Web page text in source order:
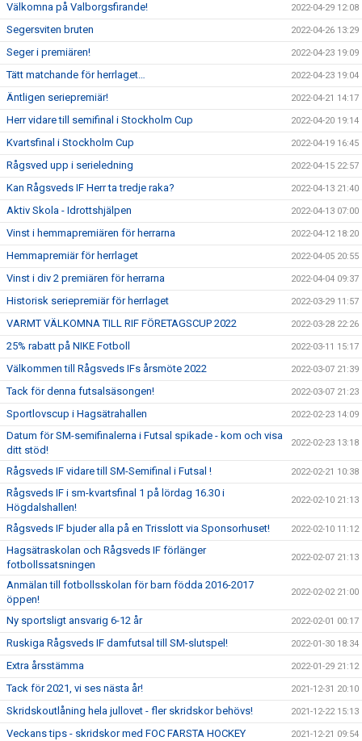
Välkomna på Valborgsfirande! 2022-04-29 12:08
Segersviten bruten 2022-04-26 13:29
Seger i premiären! 2022-04-23 19:09
Tätt matchande för herrlaget… 2022-04-23 19:04
Äntligen seriepremiär! 2022-04-21 14:17
Herr vidare till semifinal i Stockholm Cup 2022-04-20 19:14
Kvartsfinal i Stockholm Cup 2022-04-19 16:45
Rågsved upp i serieledning 2022-04-15 22:57
Kan Rågsveds IF Herr ta tredje raka? 2022-04-13 21:40
Aktiv Skola - Idrottshjälpen 2022-04-13 07:00
Vinst i hemmapremiären för herrarna 2022-04-12 18:20
Hemmapremiär för herrlaget 2022-04-05 20:55
Vinst i div 2 premiären för herrarna 2022-04-04 09:37
Historisk seriepremiär för herrlaget 2022-03-29 11:57
VARMT VÄLKOMNA TILL RIF FÖRETAGSCUP 2022 2022-03-28 22:26
25% rabatt på NIKE Fotboll 2022-03-11 15:17
Välkommen till Rågsveds IFs årsmöte 2022 2022-03-07 21:39
Tack för denna futsalsäsongen! 2022-03-07 21:23
Sportlovscup i Hagsätrahallen 2022-02-23 14:09
Datum för SM-semifinalerna i Futsal spikade - kom och visa
ditt stöd!
2022-02-23 13:18
Rågsveds IF vidare till SM-Semifinal i Futsal ! 2022-02-21 10:38
Rågsveds IF i sm-kvartsfinal 1 på lördag 16.30 i
Högdalshallen!
2022-02-10 21:13
Rågsveds IF bjuder alla på en Trisslott via Sponsorhuset! 2022-02-10 11:12
Hagsätraskolan och Rågsveds IF förlänger
fotbollssatsningen
2022-02-07 21:13
Anmälan till fotbollsskolan för barn födda 2016-2017
öppen!
2022-02-02 21:00
Ny sportsligt ansvarig 6-12 år 2022-02-01 00:17
Ruskiga Rågsveds IF damfutsal till SM-slutspel! 2022-01-30 18:34
Extra årsstämma 2022-01-29 21:12
Tack för 2021, vi ses nästa år! 2021-12-31 20:10
Skridskoutlåning hela jullovet - fler skridskor behövs! 2021-12-22 15:13
Veckans tips - skridskor med FOC FARSTA HOCKEY 2021-12-21 09:54